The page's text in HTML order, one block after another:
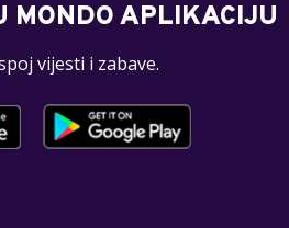
MONDO APLIKACIJU
vijesti i zabave.